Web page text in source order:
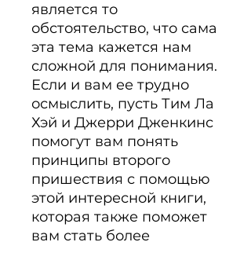
является то
обстоятельство, что сама
эта тема кажется нам
сложной для понимания.
Если и вам ее трудно
осмыслить, пусть Тим Ла
Хэй и Джерри Дженкинс
помогут вам понять
принципы второго
пришествия с помощью
этой интересной книги,
которая также поможет
вам стать более